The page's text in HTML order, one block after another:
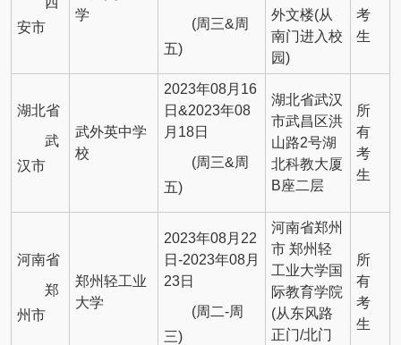
安市
学
(周三&周
五)
外文楼(从
南门进入校
园)
考
生
湖北省
武
汉市
武外英中学
校
2023年08月16
日&2023年08
月18日
(周三&周
五)
湖北省武汉
市武昌区洪
山路2号湖
北科教大厦
B座二层
所
有
考
生
河南省
郑
州市
郑州轻工业
大学
2023年08月22
日-2023年08月
23日
(周二-周
三)
河南省郑州
市 郑州轻
工业大学国
际教育学院
(从东风路
正门/北门
所
有
考
生